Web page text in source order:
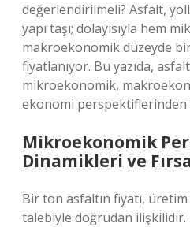
değerlendirilmeli? Asfalt,
yapı taşı; dolayısıyla hem
makroekonomik düzeyde
fiyatlanıyor. Bu yazıda,
mikroekonomik,
ekonomi perspektiflerinden
Mikroekonomik
Dinamikleri ve
Bir ton asfaltın fiyatı,
talebiyle doğrudan